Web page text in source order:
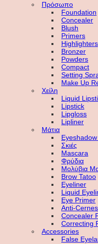
Πρόσωπο
Foundation
Concealer
Blush
Primers
Highlighters
Bronzer
Powders
Compact
Setting
Make Up
Χείλη
Liquid
Lipstick
Lipgloss
Lipliner
Μάτια
Σκιές
Mascara
Φρύδια
Μολύβια
Brow Tatoo
Eyeliner
Liquid
Eye Primer
Anti-
Concealer
Correcting
Accessories
False